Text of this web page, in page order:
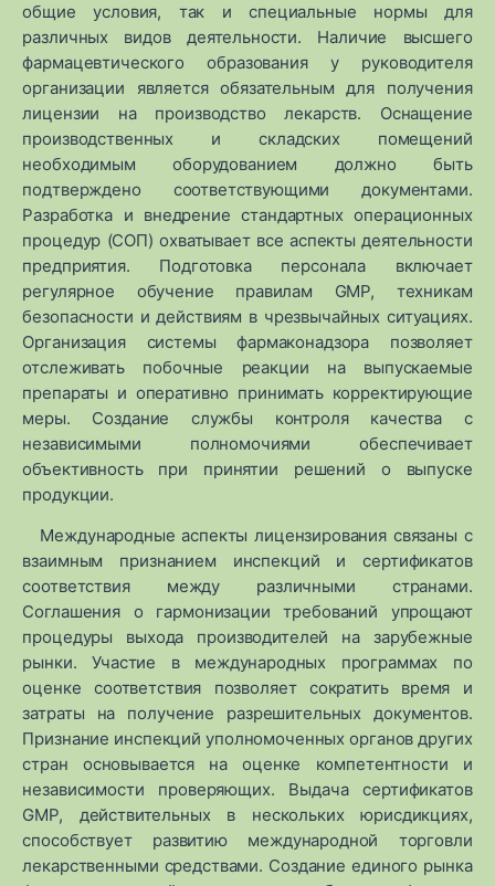
общие условия, так и специальные нормы для
различных видов деятельности. Наличие высшего
фармацевтического образования у руководителя
организации является обязательным для получения
лицензии на производство лекарств. Оснащение
производственных и складских помещений
необходимым оборудованием должно быть
подтверждено соответствующими документами.
Разработка и внедрение стандартных операционных
процедур (СОП) охватывает все аспекты деятельности
предприятия. Подготовка персонала включает
регулярное обучение правилам GMP, техникам
безопасности и действиям в чрезвычайных ситуациях.
Организация системы фармаконадзора позволяет
отслеживать побочные реакции на выпускаемые
препараты и оперативно принимать корректирующие
меры. Создание службы контроля качества с
независимыми полномочиями обеспечивает
объективность при принятии решений о выпуске
продукции.
Международные аспекты лицензирования связаны с
взаимным признанием инспекций и сертификатов
соответствия между различными странами.
Соглашения о гармонизации требований упрощают
процедуры выхода производителей на зарубежные
рынки. Участие в международных программах по
оценке соответствия позволяет сократить время и
затраты на получение разрешительных документов.
Признание инспекций уполномоченных органов других
стран основывается на оценке компетентности и
независимости проверяющих. Выдача сертификатов
GMP, действительных в нескольких юрисдикциях,
способствует развитию международной торговли
лекарственными средствами. Создание единого рынка